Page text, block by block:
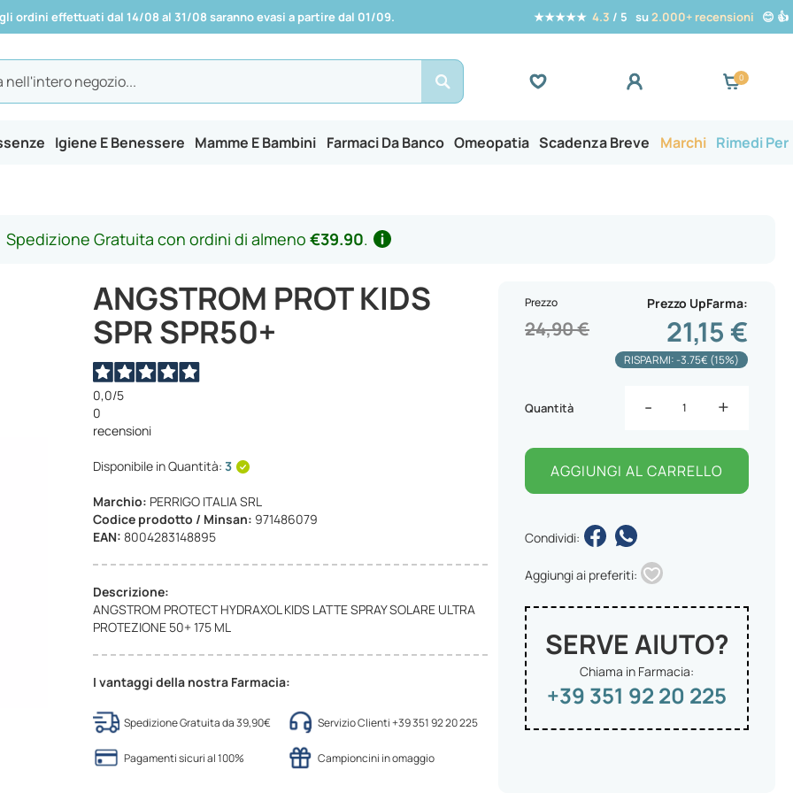
ordini effettuati dal 14/08 al 31/08 saranno evasi a partire dal 01/09. ★★★★★ 4.3 / 5 su2.000+ recensioni 😊 👍
Search
Igiene E Benessere Mamme E Bambini Farmaci Da Banco Omeopatia Scadenza Breve Marchi Rimedi Per
Spedizione Gratuita con ordini di almeno €39.90.
ANGSTROM PROT KIDS
SPR SPR50+
0,0/5
0
recensioni
Disponibile in Quantità:3
Marchio: PERRIGO ITALIA SRL
Codice prodotto / Minsan: 971486079
EAN:8004283148895
Descrizione:
ANGSTROM PROTECT HYDRAXOL KIDS LATTE SPRAY SOLARE ULTRA
PROTEZIONE 50+ 175 ML
I vantaggi della nostra Farmacia:
Spedizione Gratuita da 39,90€ Servizio Clienti +39 351 92 20 225
Pagamenti sicuri al 100% Campioncini in omaggio
Prezzo UpFarma
21,15 €
Prezzo
24,90 €
RISPARMI: -3.75€ (15%)
Quantità - +
AGGIUNGI AL CARRELLO
Condividi:
Aggiungi ai preferiti:
SERVE AIUTO?
Chiama in Farmacia:
+39 351 92 20 225